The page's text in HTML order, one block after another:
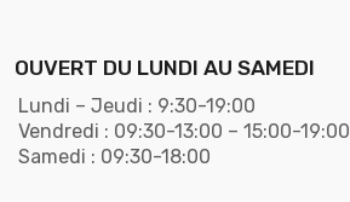
OUVERT DU LUNDI AU SAMEDI
Lundi – Jeudi : 9:30-19:00
Vendredi : 09:30-13:00 – 15:00-19:00
Samedi : 09:30-18:00